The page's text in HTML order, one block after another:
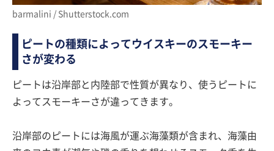
barmalini / Shutterstock.com
ピートの種類によってウイスキーのスモーキー
さが変わる
ピートは沿岸部と内陸部で性質が異なり、使うピートに
よってスモーキーさが違ってきます。
沿岸部のピートには海風が運ぶ海藻類が含まれ、海藻由